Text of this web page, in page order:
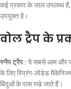
कई प्रकार के जाल उपलब्ध
उपयुक्त है।
वोल ट्रैप के
स्नैप ट्रैप: ये सबसे आम और
के लिए स्प्रिंग-लोडेड
बिंदुओं के पास रखे जाते हैं।